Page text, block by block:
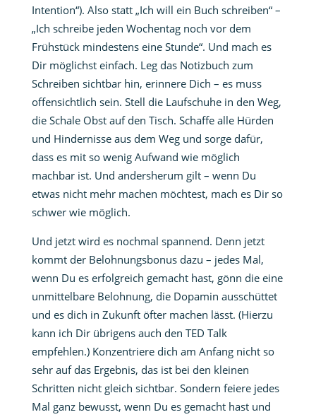
Intention“). Also statt „Ich will ein Buch schreiben“ –
„Ich schreibe jeden Wochentag noch vor dem
Frühstück mindestens eine Stunde“. Und mach es
Dir möglichst einfach. Leg das Notizbuch zum
Schreiben sichtbar hin, erinnere Dich – es muss
offensichtlich sein. Stell die Laufschuhe in den Weg,
die Schale Obst auf den Tisch. Schaffe alle Hürden
und Hindernisse aus dem Weg und sorge dafür,
dass es mit so wenig Aufwand wie möglich
machbar ist. Und andersherum gilt – wenn Du
etwas nicht mehr machen möchtest, mach es Dir so
schwer wie möglich.
Und jetzt wird es nochmal spannend. Denn jetzt
kommt der Belohnungsbonus dazu – jedes Mal,
wenn Du es erfolgreich gemacht hast, gönn die eine
unmittelbare Belohnung, die Dopamin ausschüttet
und es dich in Zukunft öfter machen lässt. (Hierzu
kann ich Dir übrigens auch den TED Talk
empfehlen.) Konzentriere dich am Anfang nicht so
sehr auf das Ergebnis, das ist bei den kleinen
Schritten nicht gleich sichtbar. Sondern feiere jedes
Mal ganz bewusst, wenn Du es gemacht hast und